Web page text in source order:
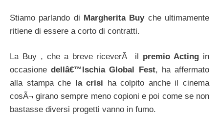
Stiamo parlando di Margherita Buy che ultimamente
ritiene di essere a corto di contratti.
La Buy , che a breve riceverÃ il premio Acting in
occasionedellâ€™Ischia Global Fest, ha affermato
alla stampa che la crisi
ha colpito anche il cinema
cosÃ¬ girano sempre meno copioni e poi come se non
bastasse diversi progetti vanno in fumo.